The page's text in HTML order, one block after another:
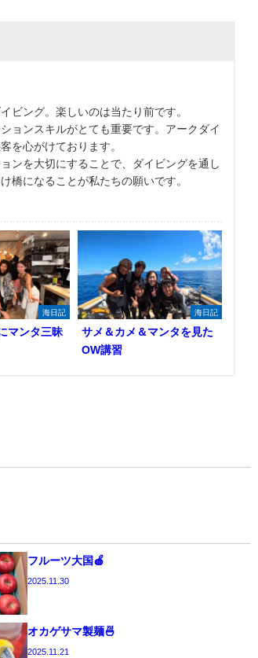
ビング。楽しいのは当たり前です。
ョンスキルがとても重要です。アークダイ
を心がけております。
ンを大切にすることで、ダイビングを通し
橋になることが私たちの願いです。
海日記
マンタ三昧
海日記
サメ＆カメ＆マンタを見た
OW講習
フルーツ大国🍎
2025.11.30
オカゲサマ製麺🍜
2025.11.21